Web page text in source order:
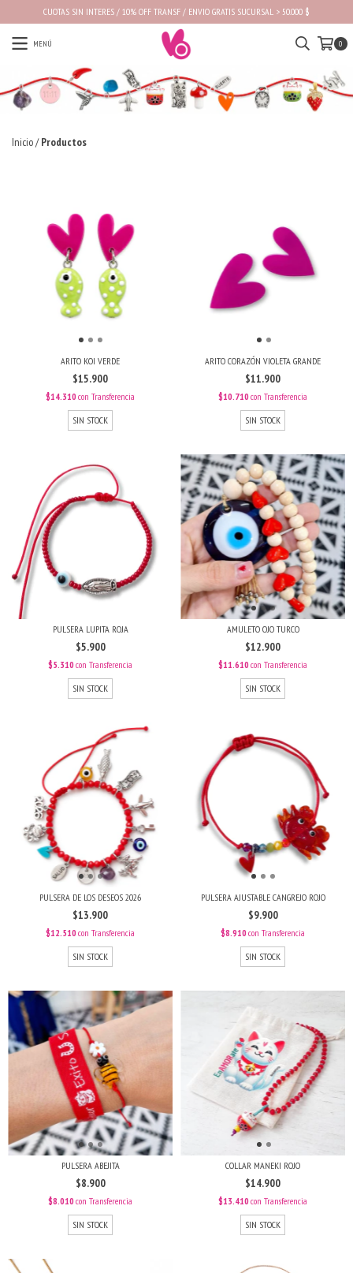
CUOTAS SIN INTERES / 10% OFF TRANSF / ENVIO GRATIS SUCURSAL > 50.000 $
MENÚ 0
Inicio/ Productos
ARITO KOI VERDE
$15.900
$14.310con Transferencia
SIN STOCK
ARITO CORAZÓN VIOLETA GRANDE
$11.900
$10.710con Transferencia
SIN STOCK
PULSERA LUPITA ROJA
$5.900
$5.310con Transferencia
SIN STOCK
AMULETO OJO TURCO
$12.900
$11.610con Transferencia
SIN STOCK
PULSERA DE LOS DESEOS 2026
$13.900
$12.510con Transferencia
SIN STOCK
PULSERA AJUSTABLE CANGREJO ROJO
$9.900
$8.910con Transferencia
SIN STOCK
PULSERA ABEJITA
$8.900
$8.010con Transferencia
SIN STOCK
COLLAR MANEKI ROJO
$14.900
$13.410con Transferencia
SIN STOCK